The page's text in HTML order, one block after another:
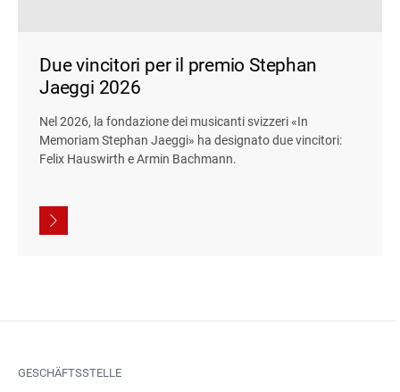
Due vincitori per il premio Stephan
Jaeggi 2026
Nel 2026, la fondazione dei musicanti svizzeri «In
Memoriam Stephan Jaeggi» ha designato due vincitori:
Felix Hauswirth e Armin Bachmann.
GESCHÄFTSSTELLE